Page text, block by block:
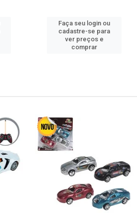
Faça seu login ou
cadastre-se para
ver preços e
comprar